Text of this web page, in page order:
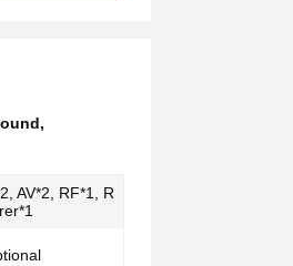
,
AV*2, RF*1, R